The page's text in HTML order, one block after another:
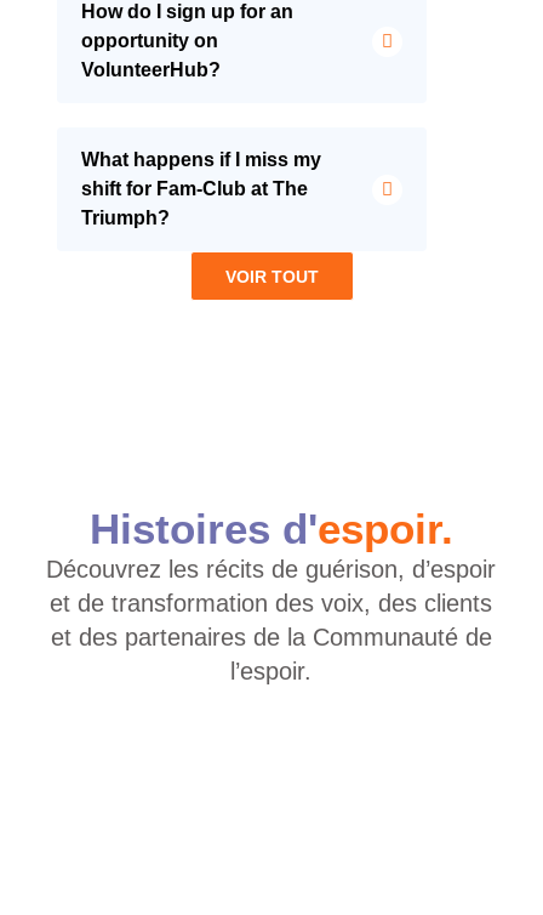
How do I sign up for an
opportunity on
VolunteerHub?
What happens if I miss my
shift for Fam-Club at The
Triumph?
VOIR TOUT
Histoires d'espoir.
Découvrez les récits de guérison, d’espoir
et de transformation des voix, des clients
et des partenaires de la Communauté de
l’espoir.